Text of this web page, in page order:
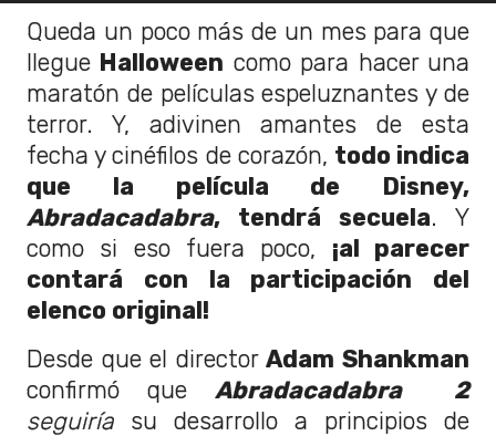
Queda un poco más de un mes para que
llegue Halloween como para hacer una
maratón de películas espeluznantes y de
terror. Y, adivinen amantes de esta
fecha y cinéfilos de corazón, todo indica
que la película de Disney,
Abradacadabra, tendrá secuela. Y
como si eso fuera poco, ¡al parecer
contará con la participación del
elenco original!
Desde que el directorAdam Shankman
confirmó que Abradacadabra 2
seguiría su desarrollo a principios de